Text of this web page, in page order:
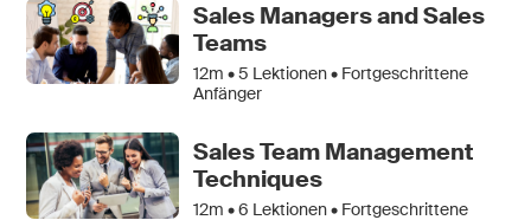
Sales Managers and Sales
Teams
12m •5 Lektionen • Fortgeschrittene
Anfänger
Sales Team Management
Techniques
12m •6 Lektionen • Fortgeschrittene